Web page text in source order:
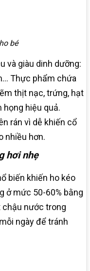
bé
và giàu dinh dưỡng:
Thực phẩm chứa
thịt nạc, trứng, hạt
họng hiệu quả.
rán vì dễ khiến cổ
nhiều hơn.
hơi nhẹ
biến khiến ho kéo
ở mức 50-60% bằng
nước trong
ngày để tránh